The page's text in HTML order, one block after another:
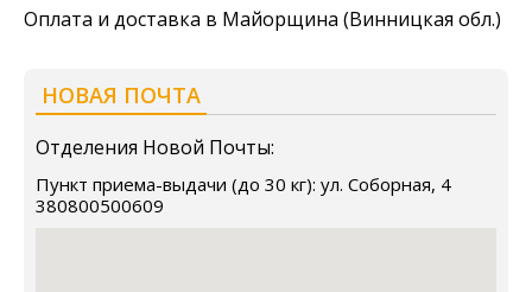
Оплата и доставка в Майорщина (Винницкая обл.)
НОВАЯ ПОЧТА
Отделения Новой Почты:
Пункт приема-выдачи (до 30 кг): ул. Соборная, 4
380800500609